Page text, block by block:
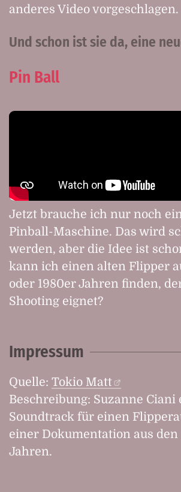
anderes Video vorgeschlagen.
Und schon ist sie da, eine
Pin Ball
Jetzt brauche ich nur noch
Pinball-Maschine. Das wird
werden, aber die Idee ist
kann ich einen alten Flipper
oder 1980er Jahren finden,
Shooting eignet?
Impressum
Quelle: Tokio Matt
Beschreibung: Suzanne
Soundtrack für einen
einer Dokumentation aus
Jahren.